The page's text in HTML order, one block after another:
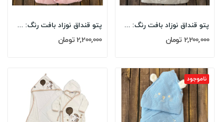
پتو قنداق نوزاد بافت رنگ: CAPPUCCINO
2,200,000 تومان
پتو قنداق نوزاد بافت رنگ: PINK
2,200,000 تومان
ناموجود